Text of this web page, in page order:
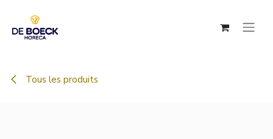
Tous les produits